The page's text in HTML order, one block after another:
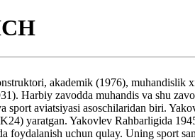
akademik (1976), muhandislik
Harbiy zavodda muhandis va shu
aviatsiyasi asoschilaridan biri.
yaratgan. Yakovlev Rahbarligida
uchun qulay. Uning sport